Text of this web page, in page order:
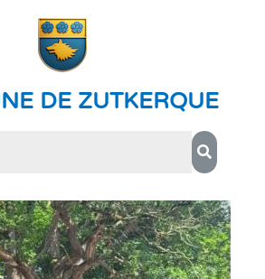
DE ZUTKERQUE